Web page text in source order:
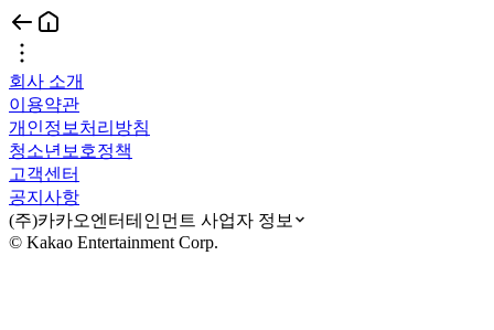
회사 소개
이용약관
개인정보처리방침
청소년보호정책
고객센터
공지사항
(주)카카오엔터테인먼트 사업자 정보
© Kakao Entertainment Corp.